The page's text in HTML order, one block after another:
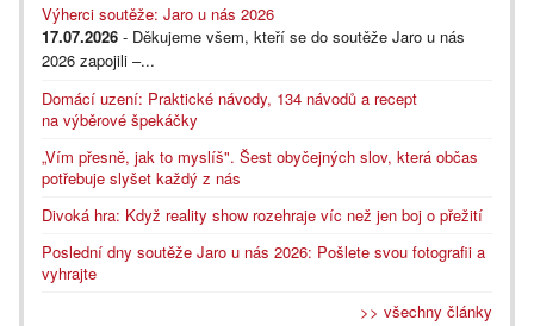
Výherci soutěže: Jaro u nás 2026
17.07.2026 - Děkujeme všem, kteří se do soutěže Jaro u nás
2026 zapojili –...
Domácí uzení: Praktické návody, 134 návodů a recept
na výběrové špekáčky
„Vím přesně, jak to myslíš". Šest obyčejných slov, která občas
potřebuje slyšet každý z nás
Divoká hra: Když reality show rozehraje víc než jen boj o přežití
Poslední dny soutěže Jaro u nás 2026: Pošlete svou fotografii a
vyhrajte
>> všechny články